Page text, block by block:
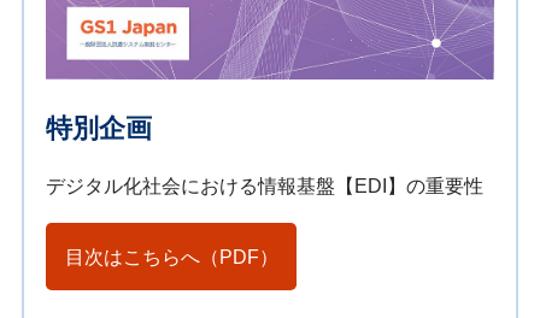
特別企画
デジタル化社会における情報基盤【EDI】の重要性
目次はこちらへ（PDF）